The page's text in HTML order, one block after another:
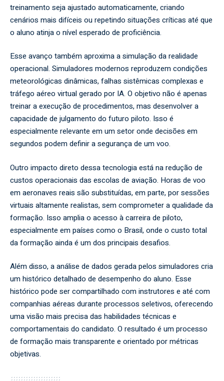
treinamento seja ajustado automaticamente, criando
cenários mais difíceis ou repetindo situações críticas até que
o aluno atinja o nível esperado de proficiência.
Esse avanço também aproxima a simulação da realidade
operacional. Simuladores modernos reproduzem condições
meteorológicas dinâmicas, falhas sistêmicas complexas e
tráfego aéreo virtual gerado por IA. O objetivo não é apenas
treinar a execução de procedimentos, mas desenvolver a
capacidade de julgamento do futuro piloto. Isso é
especialmente relevante em um setor onde decisões em
segundos podem definir a segurança de um voo.
Outro impacto direto dessa tecnologia está na redução de
custos operacionais das escolas de aviação. Horas de voo
em aeronaves reais são substituídas, em parte, por sessões
virtuais altamente realistas, sem comprometer a qualidade da
formação. Isso amplia o acesso à carreira de piloto,
especialmente em países como o Brasil, onde o custo total
da formação ainda é um dos principais desafios.
Além disso, a análise de dados gerada pelos simuladores cria
um histórico detalhado de desempenho do aluno. Esse
histórico pode ser compartilhado com instrutores e até com
companhias aéreas durante processos seletivos, oferecendo
uma visão mais precisa das habilidades técnicas e
comportamentais do candidato. O resultado é um processo
de formação mais transparente e orientado por métricas
objetivas.